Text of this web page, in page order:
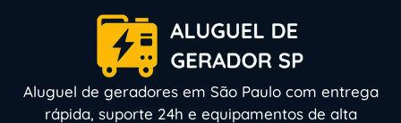
Aluguel de geradores em São Paulo com entrega
rápida, suporte 24h e equipamentos de alta